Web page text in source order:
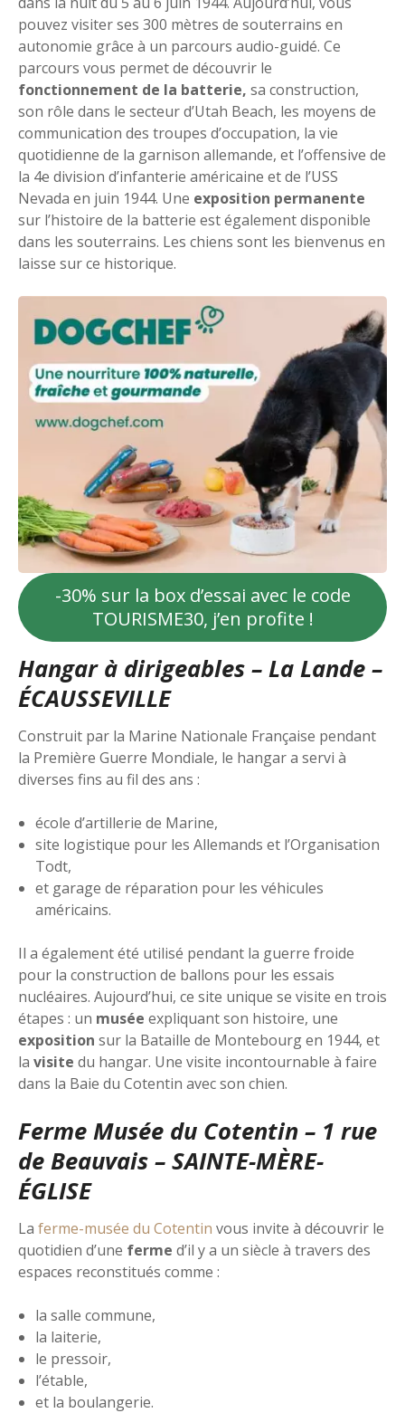
pouvez visiter ses 300 mètres de souterrains en
autonomie grâce à un parcours audio-guidé. Ce
parcours vous permet de découvrir le
fonctionnement de la batterie, sa construction,
son rôle dans le secteur d’Utah Beach, les moyens de
communication des troupes d’occupation, la vie
quotidienne de la garnison allemande, et l’offensive de
la 4e division d’infanterie américaine et de l’USS
Nevada en juin 1944. Une exposition permanente
sur l’histoire de la batterie est également disponible
dans les souterrains. Les chiens sont les bienvenus en
laisse sur ce historique.
-30% sur la box d’essai avec le code
TOURISME30, j’en profite !
Hangar à dirigeables – La Lande –
ÉCAUSSEVILLE
Construit par la Marine Nationale Française pendant
la Première Guerre Mondiale, le hangar a servi à
diverses fins au fil des ans :
école d’artillerie de Marine,
site logistique pour les Allemands et l’Organisation
Todt,
et garage de réparation pour les véhicules
américains.
Il a également été utilisé pendant la guerre froide
pour la construction de ballons pour les essais
nucléaires. Aujourd’hui, ce site unique se visite en trois
étapes : un musée expliquant son histoire, une
exposition sur la Bataille de Montebourg en 1944, et
la visite du hangar. Une visite incontournable à faire
dans la Baie du Cotentin avec son chien.
Ferme Musée du Cotentin – 1 rue
de Beauvais – SAINTE-MÈRE-
ÉGLISE
La ferme-musée du Cotentin vous invite à découvrir le
quotidien d’une ferme d’il y a un siècle à travers des
espaces reconstitués comme :
la salle commune,
la laiterie,
le pressoir,
l’étable,
et la boulangerie.